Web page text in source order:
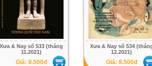
Xưa & Nay số 533 (tháng
11.2021)
Giá: 8.500đ
Xưa & Nay số 534
12.2021)
Giá: 8.500đ